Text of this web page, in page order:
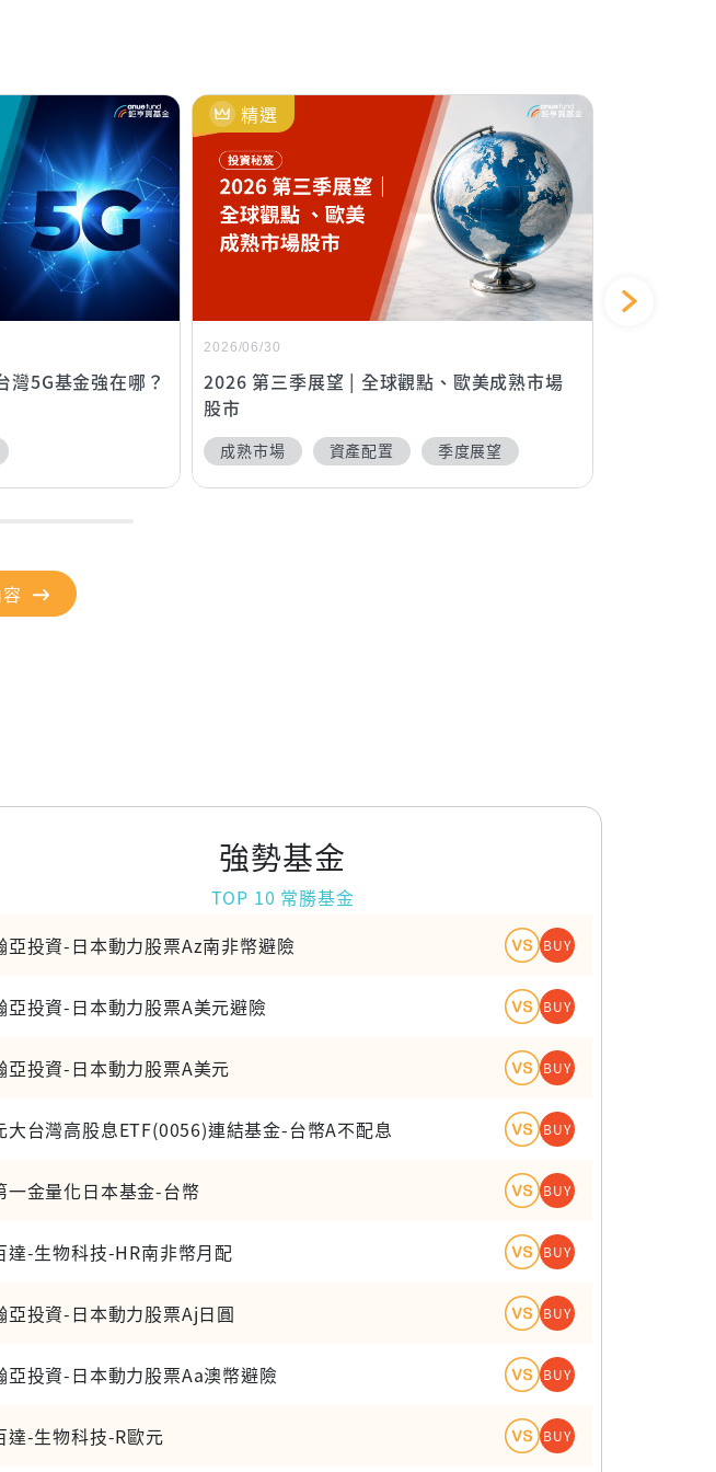
灣5G基金強在哪？
精選
2026/06/30
2026 第三季展望 | 全球觀點、歐美成熟市場
股市
成熟市場 資產配置 季度展望
強勢基金
TOP 10 常勝基金
亞投資-日本動力股票Az南非幣避險
BUY
亞投資-日本動力股票A美元避險 BUY
亞投資-日本動力股票A美元 BUY
大台灣高股息ETF(0056)連結基金-台幣A不配息 BUY
一金量化日本基金-台幣 BUY
達-生物科技-HR南非幣月配 BUY
亞投資-日本動力股票Aj日圓 BUY
亞投資-日本動力股票Aa澳幣避險 BUY
達-生物科技-R歐元 BUY